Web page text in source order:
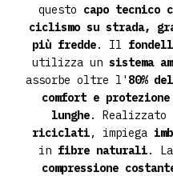
questo capo tecnico
ciclismo su strada,
più fredde. Il
utilizza un sistema
assorbe oltre l' 80%
comfort e protezione
lunghe. Realizzato
riciclati, impiega
in fibre naturali.
compressione